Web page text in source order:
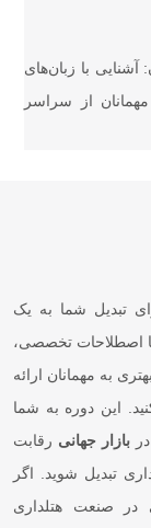
آشنایی با زبان‌های
از سراسر
تبدیل شما به یک
اصطلاحات تخصصی،
به مهمانان ارائه
این دوره به شما
بازار جهانی رقابت
تبدیل شوید. اگر
در صنعت هتلداری